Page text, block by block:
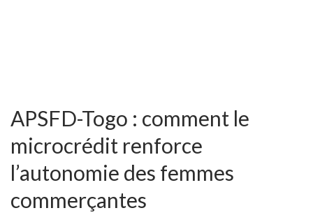
APSFD-Togo : comment le
microcrédit renforce
l’autonomie des femmes
commerçantes